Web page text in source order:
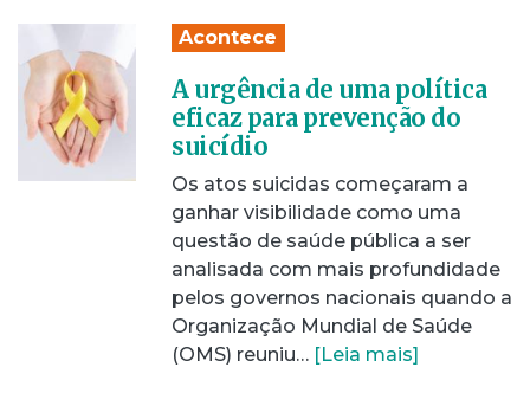
Acontece
A urgência de uma política
eficaz para prevenção do
suicídio
Os atos suicidas começaram a
ganhar visibilidade como uma
questão de saúde pública a ser
analisada com mais profundidade
pelos governos nacionais quando a
Organização Mundial de Saúde
(OMS) reuniu… [Leia mais]